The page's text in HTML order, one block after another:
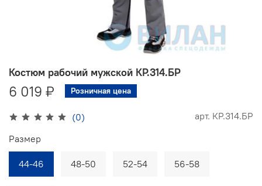
(0) арт. КР.314.БР
Костюм рабочий мужской КР.314.БР
6 019 ₽ Розничная цена
Размер
44-46 48-50 52-54 56-58